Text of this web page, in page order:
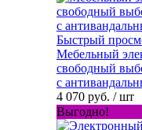
Быстрый
Мебельный
свободный
с
4 070 руб. / шт
Выгодно!